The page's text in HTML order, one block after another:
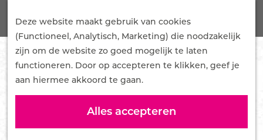
Deze website maakt gebruik van cookies
(Functioneel, Analytisch, Marketing) die noodzakelijk
zijn om de website zo goed mogelijk te laten
functioneren. Door op accepteren te klikken, geef je
aan hiermee akkoord te gaan.
Alles accepteren
n
Z
o
e
k
e
n
M
e
n
u
Samenwerken
Mediakit
Pers en influencers
Nieuws
Team
Bestuur